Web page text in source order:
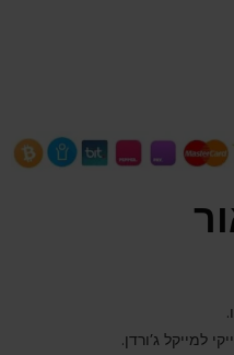
למייקל ג’ורדן.